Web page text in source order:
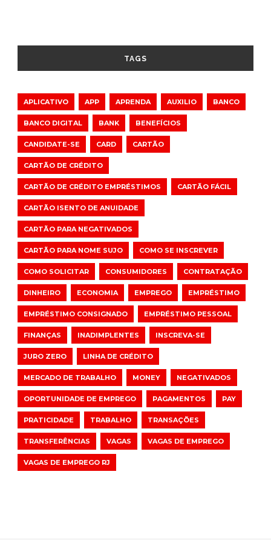
TAGS
APLICATIVO APP APRENDA AUXILIO BANCO
BANCO DIGITAL BANK BENEFÍCIOS
CANDIDATE-SE CARD CARTÃO
CARTÃO DE CRÉDITO
CARTÃO DE CRÉDITO EMPRÉSTIMOS CARTÃO FÁCIL
CARTÃO ISENTO DE ANUIDADE
CARTÃO PARA NEGATIVADOS
CARTÃO PARA NOME SUJO COMO SE INSCREVER
COMO SOLICITAR CONSUMIDORES CONTRATAÇÃO
DINHEIRO ECONOMIA EMPREGO EMPRÉSTIMO
EMPRÉSTIMO CONSIGNADO EMPRÉSTIMO PESSOAL
FINANÇAS INADIMPLENTES INSCREVA-SE
JURO ZERO LINHA DE CRÉDITO
MERCADO DE TRABALHO MONEY NEGATIVADOS
OPORTUNIDADE DE EMPREGO PAGAMENTOS PAY
PRATICIDADE TRABALHO TRANSAÇÕES
TRANSFERÊNCIAS VAGAS VAGAS DE EMPREGO
VAGAS DE EMPREGO RJ